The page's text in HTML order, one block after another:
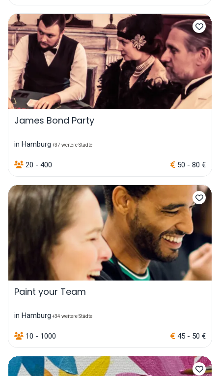
James Bond Party
in Hamburg +37 weitere Städte
20 - 400 50 - 80 €
Paint your Team
in Hamburg +34 weitere Städte
10 - 1000 45 - 50 €